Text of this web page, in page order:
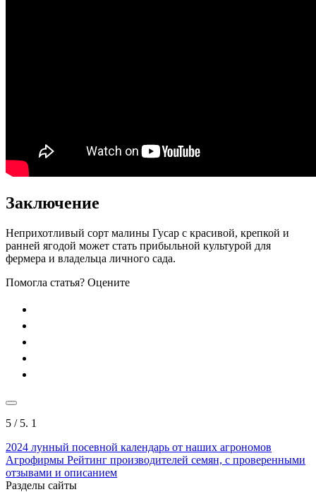
Заключение
Неприхотливый сорт малины Гусар с красивой, крепкой и
ранней ягодой может стать прибыльной культурой для
фермера и владельца личного сада.
Помогла статья? Оцените
5 / 5. 1
2024 лунный посевной календарь от наших агрономов
Агрофирмы Рейтинг производителей семян, с проверенными
отзывами и описанием
Разделы сайты